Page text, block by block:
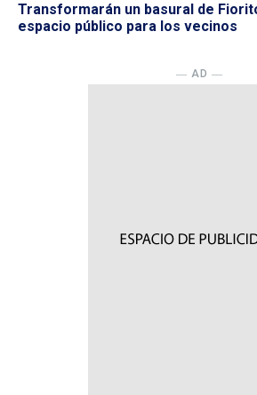
Transformarán un basural de
espacio público para los vecinos
― AD ―